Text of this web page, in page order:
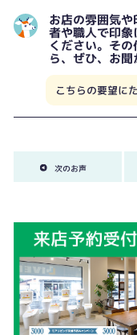
お店の雰囲気
者や職人で印
ください。そ
ら、ぜひ、お聞
こちらの要望に
次のお声